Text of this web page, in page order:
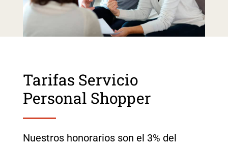
Tarifas Servicio
Personal Shopper
Nuestros honorarios son el 3% del